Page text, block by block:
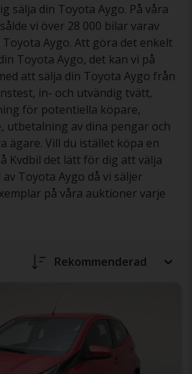
sälja din Toyota Aygo. På våra
vi över 28 000 bilar varav
Aygo. Att göra det enkelt
Toyota Aygo, det kan vi på
att sälja din Toyota Aygo från
in- och utvändig tvätt,
för potentiella köpare,
utbetalning av dina pengar och
ägare. Vill du istället köpa en
Kvdbil det lätt för dig att välja
Toyota Aygo då vi säljer
på våra auktioner varje
Rekommenderad